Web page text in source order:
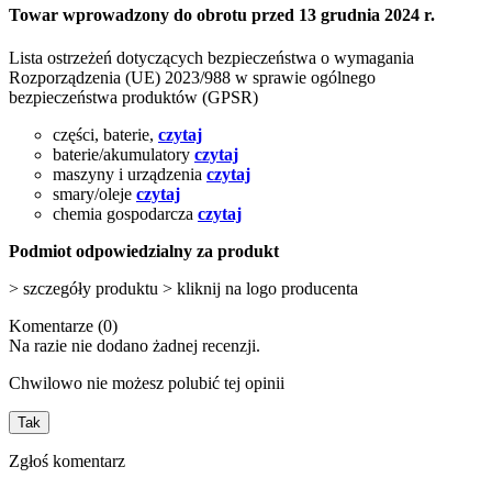
Towar wprowadzony do obrotu przed 13 grudnia 2024 r.
Lista ostrzeżeń dotyczących bezpieczeństwa o wymagania
Rozporządzenia (UE) 2023/988 w sprawie ogólnego
bezpieczeństwa produktów (GPSR)
części, baterie, czytaj
baterie/akumulatory czytaj
maszyny i urządzenia czytaj
smary/oleje czytaj
chemia gospodarcza czytaj
Podmiot odpowiedzialny za produkt
> szczegóły produktu > kliknij na logo producenta
Komentarze (0)
Na razie nie dodano żadnej recenzji.
Chwilowo nie możesz polubić tej opinii
Tak
Zgłoś komentarz